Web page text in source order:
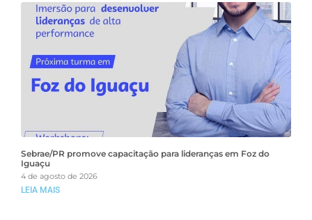
Sebrae/PR promove capacitação para lideranças em Foz do
Iguaçu
4 de agosto de 2026
LEIA MAIS